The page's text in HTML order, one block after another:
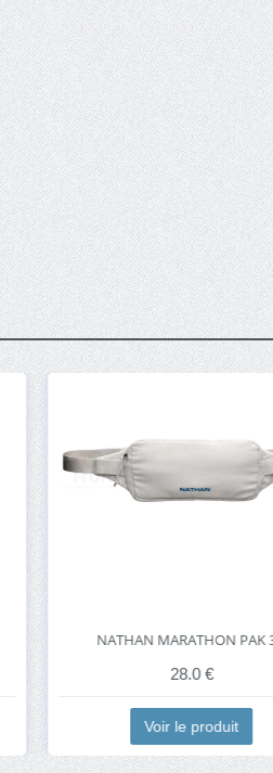
NATHAN MARATHON PAK 3.0
28.0 €
Voir le produit